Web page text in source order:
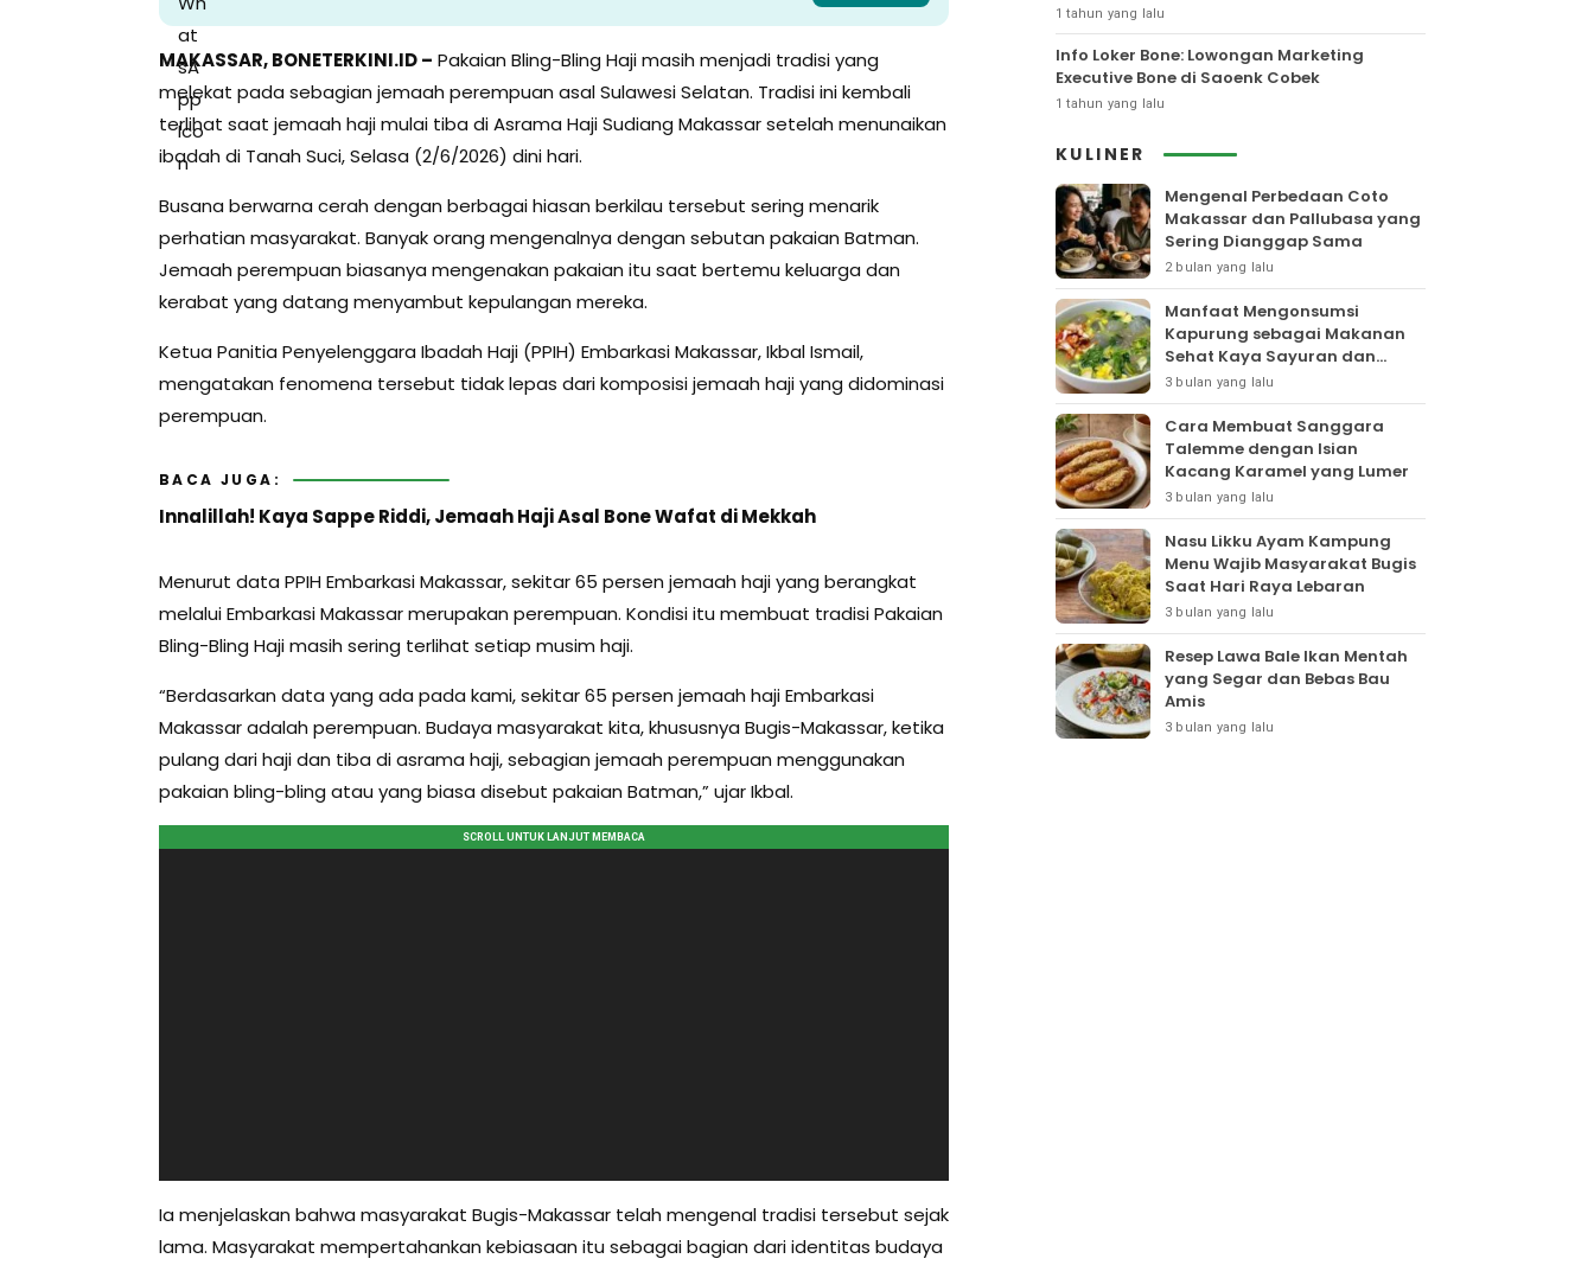
MAKASSAR, BONETERKINI.ID – Pakaian Bling-Bling Haji masih menjadi tradisi yang
melekat pada sebagian jemaah perempuan asal Sulawesi Selatan. Tradisi ini kembali
terlihat saat jemaah haji mulai tiba di Asrama Haji Sudiang Makassar setelah menunaikan
ibadah di Tanah Suci, Selasa (2/6/2026) dini hari.
Busana berwarna cerah dengan berbagai hiasan berkilau tersebut sering menarik
perhatian masyarakat. Banyak orang mengenalnya dengan sebutan pakaian Batman.
Jemaah perempuan biasanya mengenakan pakaian itu saat bertemu keluarga dan
kerabat yang datang menyambut kepulangan mereka.
Ketua Panitia Penyelenggara Ibadah Haji (PPIH) Embarkasi Makassar, Ikbal Ismail,
mengatakan fenomena tersebut tidak lepas dari komposisi jemaah haji yang didominasi
perempuan.
BACA JUGA:
Innalillah! Kaya Sappe Riddi, Jemaah Haji Asal Bone Wafat di Mekkah
Menurut data PPIH Embarkasi Makassar, sekitar 65 persen jemaah haji yang berangkat
melalui Embarkasi Makassar merupakan perempuan. Kondisi itu membuat tradisi Pakaian
Bling-Bling Haji masih sering terlihat setiap musim haji.
“Berdasarkan data yang ada pada kami, sekitar 65 persen jemaah haji Embarkasi
Makassar adalah perempuan. Budaya masyarakat kita, khususnya Bugis-Makassar, ketika
pulang dari haji dan tiba di asrama haji, sebagian jemaah perempuan menggunakan
pakaian bling-bling atau yang biasa disebut pakaian Batman,” ujar Ikbal.
Ia menjelaskan bahwa masyarakat Bugis-Makassar telah mengenal tradisi tersebut sejak
lama. Masyarakat mempertahankan kebiasaan itu sebagai bagian dari identitas budaya
1 tahun yang lalu
Info Loker Bone: Lowongan Marketing
Executive Bone di Saoenk Cobek
1 tahun yang lalu
KULINER
Mengenal Perbedaan Coto
Makassar dan Pallubasa yang
Sering Dianggap Sama
2 bulan yang lalu
Manfaat Mengonsumsi
Kapurung sebagai Makanan
Sehat Kaya Sayuran dan
Protein
3 bulan yang lalu
Cara Membuat Sanggara
Talemme dengan Isian
Kacang Karamel yang Lumer
3 bulan yang lalu
Nasu Likku Ayam Kampung
Menu Wajib Masyarakat Bugis
Saat Hari Raya Lebaran
3 bulan yang lalu
Resep Lawa Bale Ikan Mentah
yang Segar dan Bebas Bau
Amis
3 bulan yang lalu